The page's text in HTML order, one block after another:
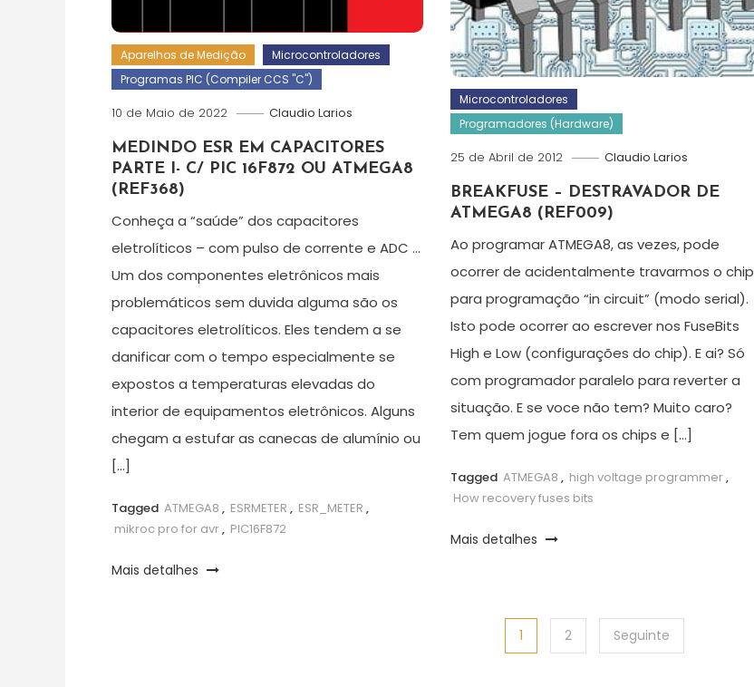
Aparelhos de Medição
Microcontroladores
Programas PIC (Compiler CCS "C")
10 de Maio de 2022 Claudio Larios
MEDINDO ESR EM CAPACITORES
PARTE I- C/ PIC 16F872 OU ATMEGA8
(REF368)
Conheça a “saúde” dos capacitores
eletrolíticos – com pulso de corrente e ADC …
Um dos componentes eletrônicos mais
problemáticos sem duvida alguma são os
capacitores eletrolíticos. Eles tendem a se
danificar com o tempo especialmente se
expostos a temperaturas elevadas do
interior de equipamentos eletrônicos. Alguns
chegam a estufar as canecas de alumínio ou
[…]
Tagged ATMEGA8 , ESRMETER , ESR_METER ,
mikroc pro for avr, PIC16F872
Mais detalhes
Microcontroladores
Programadores (Hardware)
25 de Abril de 2012 Claudio Larios
BREAKFUSE – DESTRAVADOR DE
ATMEGA8 (REF009)
Ao programar ATMEGA8, as vezes, pode
ocorrer de acidentalmente travarmos o chip
para programação “in circuit” (modo serial).
Isto pode ocorrer ao escrever nos FuseBits
High e Low (configurações do chip). E ai? Só
com programador paralelo para reverter a
situação. E se voce não tem? Muito caro?
Tem quem jogue fora os chips e […]
Tagged ATMEGA8 , high voltage programmer,
How recovery fuses bits
Mais detalhes
1 2 Seguinte